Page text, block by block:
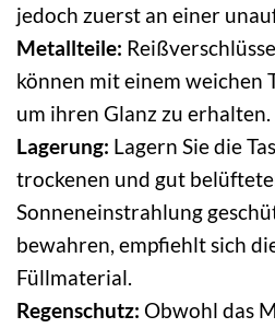
jedoch zuerst an einer
Metallteile:
können mit einem weichen
um ihren Glanz zu erhalten.
Lagerung: Lagern Sie die
trockenen und gut
Sonneneinstrahlung
bewahren, empfiehlt sich
Füllmaterial.
Regenschutz: Obwohl das